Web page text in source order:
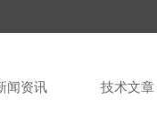
闻资讯 技术文章